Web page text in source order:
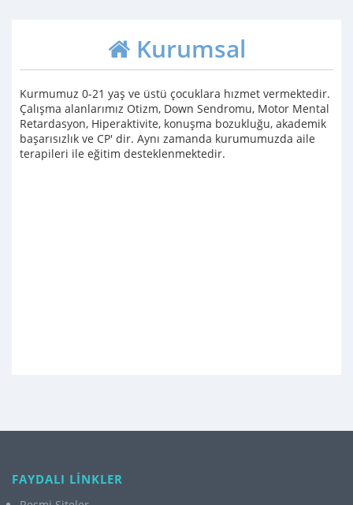
Kurumsal
Kurmumuz 0-21 yaş ve üstü çocuklara hızmet vermektedir.
Çalışma alanlarımız Otizm, Down Sendromu, Motor Mental
Retardasyon, Hiperaktivite, konuşma bozukluğu, akademik
başarısızlık ve CP' dir. Aynı zamanda kurumumuzda aile
terapileri ile eğitim desteklenmektedir.
FAYDALI LİNKLER